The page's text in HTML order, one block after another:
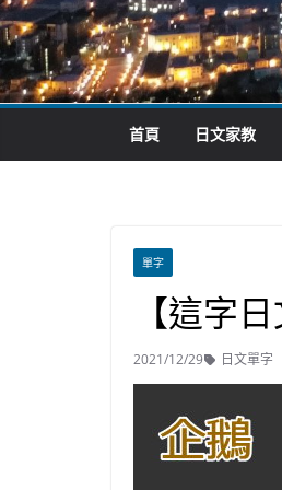
首頁 日文家教
單字
【這字
2021/12/29 日文單字